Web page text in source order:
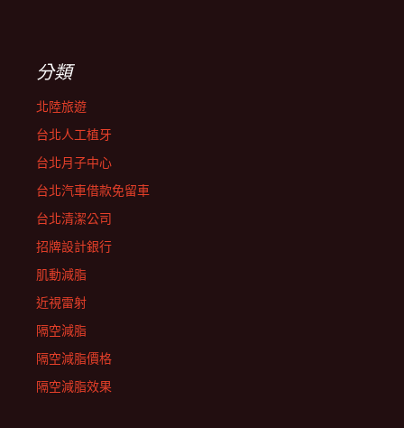
分類
北陸旅遊
台北人工植牙
台北月子中心
台北汽車借款免留車
台北清潔公司
招牌設計銀行
肌動減脂
近視雷射
隔空減脂
隔空減脂價格
隔空減脂效果